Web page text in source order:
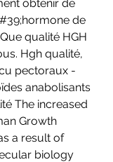
obtenir de
de
qualité HGH
Hgh qualité,
pectoraux -
anabolisants
The increased
Growth
a result of
biology